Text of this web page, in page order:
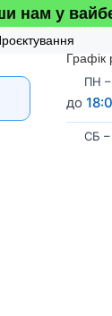
нам у
Графік
ПН
до
СБ